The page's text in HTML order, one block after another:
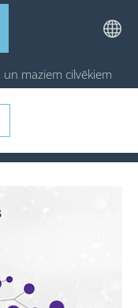
un maziem cilvēkiem